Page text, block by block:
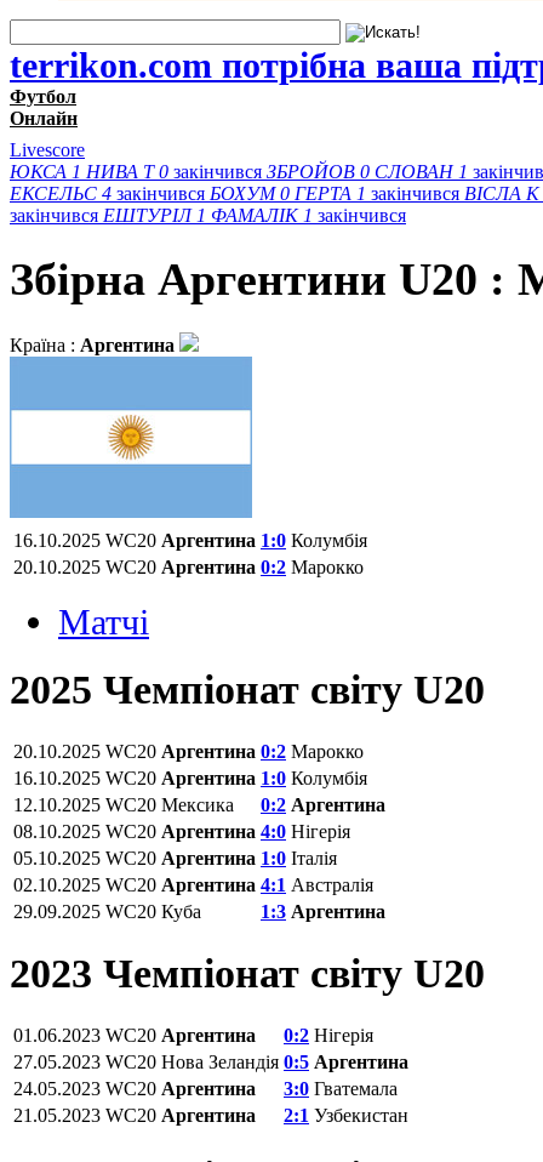
terrikon.com потрібна ваша
Футбол
Онлайн
Livescore
ЮКСА 1 НИВА Т 0 закінчився ЗБРОЙОВ 0 СЛОВАН 1
ЕКСЕЛЬС 4 закінчився БОХУМ 0 ГЕРТА 1 закінчився ВІСЛА K
закінчився ЕШТУРІЛ 1 ФАМАЛІК 1 закінчився
Збірна Аргентини U20 :
Країна : Аргентина
16.10.2025 WC20 Аргентина 1:0 Колумбія
20.10.2025 WC20 Аргентина 0:2 Марокко
Матчi
2025 Чемпіонат світу U20
20.10.2025 WC20 Аргентина 0:2 Марокко
16.10.2025 WC20 Аргентина 1:0 Колумбія
12.10.2025 WC20 Мексика 0:2 Аргентина
08.10.2025 WC20 Аргентина 4:0 Нігерія
05.10.2025 WC20 Аргентина 1:0 Італія
02.10.2025 WC20 Аргентина 4:1 Австралія
29.09.2025 WC20 Куба 1:3 Аргентина
2023 Чемпіонат світу U20
01.06.2023 WC20 Аргентина 0:2 Нігерія
27.05.2023 WC20 Нова Зеландія 0:5 Аргентина
24.05.2023 WC20 Аргентина 3:0 Гватемала
21.05.2023 WC20 Аргентина 2:1 Узбекистан